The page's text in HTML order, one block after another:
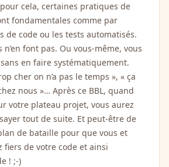
cela, certaines pratiques de
fondamentales comme par
de code ou les tests automatisés.
n’en font pas. Ou vous-même, vous
en faire systématiquement.
cher on n’a pas le temps », « ça
nous »… Après ce BBL, quand
votre plateau projet, vous aurez
tout de suite. Et peut-être de
de bataille pour que vous et
fiers de votre code et ainsi
! ;-)